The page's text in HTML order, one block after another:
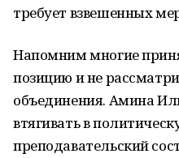
требует взвешенных
Напомним многие
позицию и не
объединения. Амина
втягивать в
преподавательский